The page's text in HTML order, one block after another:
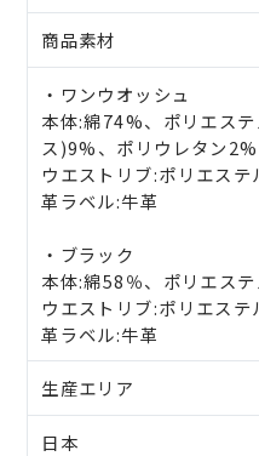
商品素材
・ワンウオッシュ
本体:綿74%、ポリエス
ス)9%、ポリウレタン2%
ウエストリブ:ポリエス
革ラベル:牛革
・ブラック
本体:綿58％、ポリエス
ウエストリブ:ポリエス
革ラベル:牛革
生産エリア
日本